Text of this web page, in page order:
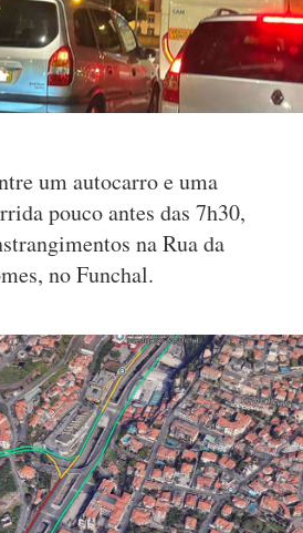
um autocarro e uma
pouco antes das 7h30,
na Rua da
no Funchal.